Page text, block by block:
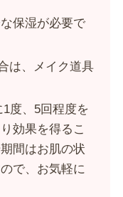
保湿が必要で
は、メイク道具
度、5回程度を
効果を得るこ
間はお肌の状
で、お気軽に